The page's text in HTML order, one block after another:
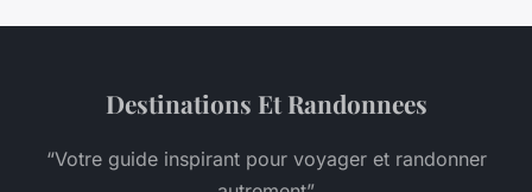
Destinations Et Randonnees
“Votre guide inspirant pour voyager et randonner